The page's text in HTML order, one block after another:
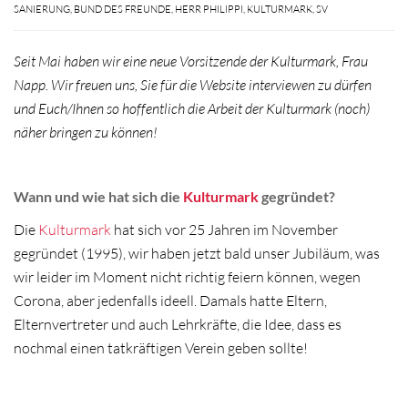
SANIERUNG, BUND DES FREUNDE, HERR PHILIPPI, KULTURMARK,SV
Seit Mai haben wir eine neue Vorsitzende der Kulturmark, Frau
Napp. Wir freuen uns, Sie für die Website interviewen zu dürfen
und Euch/Ihnen so hoffentlich die Arbeit der Kulturmark (noch)
näher bringen zu können!
Wann und wie hat sich die Kulturmarkgegründet?
Die Kulturmark hat sich vor 25 Jahren im November
gegründet (1995), wir haben jetzt bald unser Jubiläum, was
wir leider im Moment nicht richtig feiern können, wegen
Corona, aber jedenfalls ideell. Damals hatte Eltern,
Elternvertreter und auch Lehrkräfte, die Idee, dass es
nochmal einen tatkräftigen Verein geben sollte!